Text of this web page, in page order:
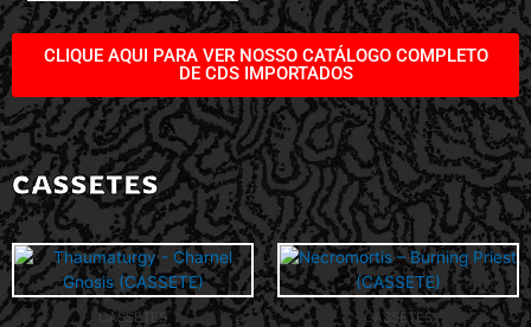
CLIQUE AQUI PARA VER NOSSO CATÁLOGO COMPLETO
DE CDS IMPORTADOS
CASSETES
CASSETES CASSETES